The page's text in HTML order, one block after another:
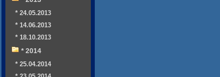
* 24.05.2013
* 14.06.2013
* 18.10.2013
* 2014
* 25.04.2014